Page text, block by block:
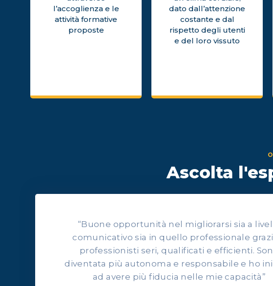
l’accoglienza e le
attività formative
proposte
dato dall’attenzione
costante e dal
rispetto degli utenti
e del loro vissuto
Ascolta
“Buone opportunità nel migliorarsi sia a
comunicativo sia in quello professionale
professionisti seri, qualificati e efficienti.
diventata più autonoma e responsabile e ho
ad avere più fiducia nelle mie capacità”